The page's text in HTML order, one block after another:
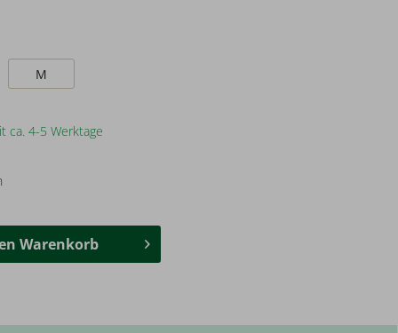
M
ca. 4-5 Werktage
Warenkorb